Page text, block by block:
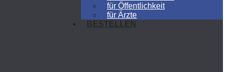
für Öffentlichkeit
für Ärzte
BESTELLEN